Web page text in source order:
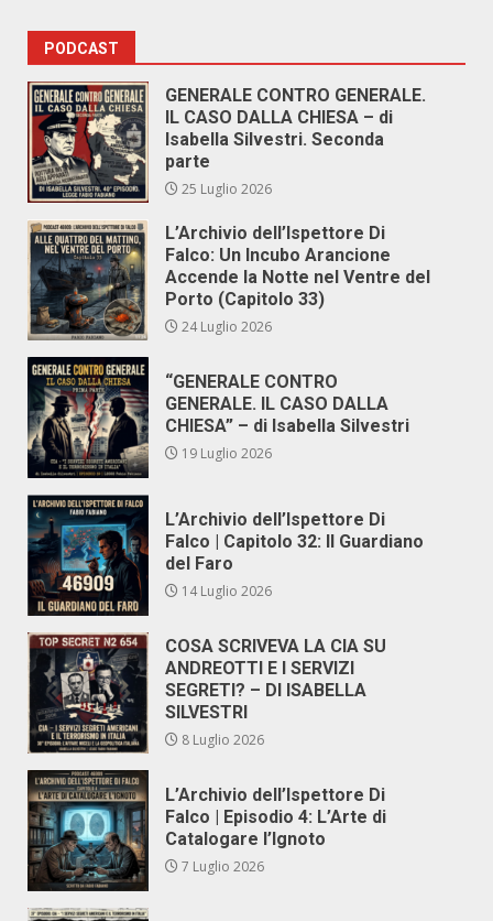
PODCAST
GENERALE CONTRO GENERALE.
IL CASO DALLA CHIESA – di
Isabella Silvestri. Seconda
parte
25 Luglio 2026
L’Archivio dell’Ispettore Di
Falco: Un Incubo Arancione
Accende la Notte nel Ventre del
Porto (Capitolo 33)
24 Luglio 2026
“GENERALE CONTRO
GENERALE. IL CASO DALLA
CHIESA” – di Isabella Silvestri
19 Luglio 2026
L’Archivio dell’Ispettore Di
Falco | Capitolo 32: Il Guardiano
del Faro
14 Luglio 2026
COSA SCRIVEVA LA CIA SU
ANDREOTTI E I SERVIZI
SEGRETI? – DI ISABELLA
SILVESTRI
8 Luglio 2026
L’Archivio dell’Ispettore Di
Falco | Episodio 4: L’Arte di
Catalogare l’Ignoto
7 Luglio 2026